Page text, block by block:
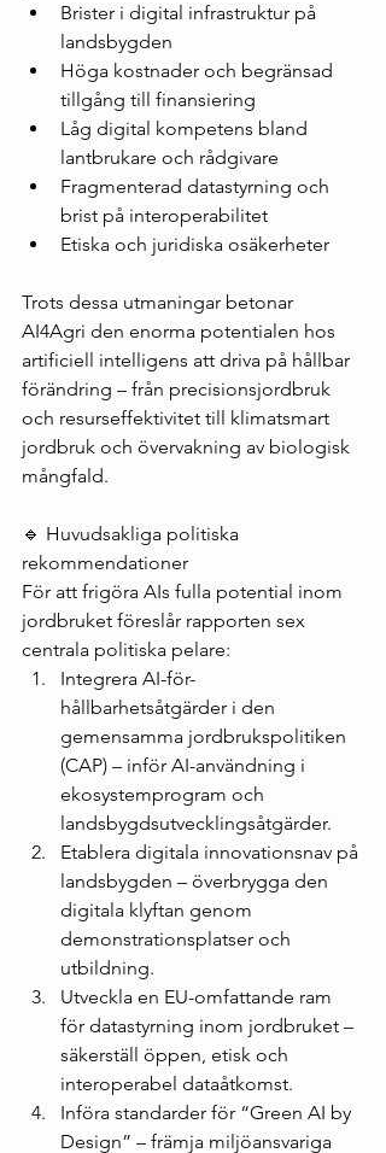
Brister i digital infrastruktur på
landsbygden
Höga kostnader och begränsad
tillgång till finansiering
Låg digital kompetens bland
lantbrukare och rådgivare
Fragmenterad datastyrning och
brist på interoperabilitet
Etiska och juridiska osäkerheter
Trots dessa utmaningar betonar
AI4Agri den enorma potentialen hos
artificiell intelligens att driva på hållbar
förändring – från precisionsjordbruk
och resurseffektivitet till klimatsmart
jordbruk och övervakning av biologisk
mångfald.
🔹 Huvudsakliga politiska
rekommendationer
För att frigöra AIs fulla potential inom
jordbruket föreslår rapporten sex
centrala politiska pelare:
Integrera AI-för-
hållbarhetsåtgärder i den
gemensamma jordbrukspolitiken
(CAP) – inför AI-användning i
ekosystemprogram och
landsbygdsutvecklingsåtgärder.
Etablera digitala innovationsnav på
landsbygden – överbrygga den
digitala klyftan genom
demonstrationsplatser och
utbildning.
Utveckla en EU-omfattande ram
för datastyrning inom jordbruket –
säkerställ öppen, etisk och
interoperabel dataåtkomst.
Införa standarder för “Green AI by
Design” – främja miljöansvariga